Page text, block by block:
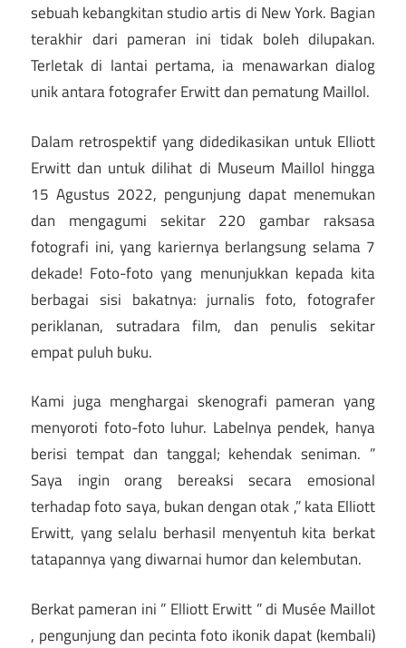
sebuah kebangkitan studio artis di New York. Bagian
terakhir dari pameran ini tidak boleh dilupakan.
Terletak di lantai pertama, ia menawarkan dialog
unik antara fotografer Erwitt dan pematung Maillol.
Dalam retrospektif yang didedikasikan untuk Elliott
Erwitt dan untuk dilihat di Museum Maillol hingga
15 Agustus 2022, pengunjung dapat menemukan
dan mengagumi sekitar 220 gambar raksasa
fotografi ini, yang kariernya berlangsung selama 7
dekade! Foto-foto yang menunjukkan kepada kita
berbagai sisi bakatnya: jurnalis foto, fotografer
periklanan, sutradara film, dan penulis sekitar
empat puluh buku.
Kami juga menghargai skenografi pameran yang
menyoroti foto-foto luhur. Labelnya pendek, hanya
berisi tempat dan tanggal; kehendak seniman. ”
Saya ingin orang bereaksi secara emosional
terhadap foto saya, bukan dengan otak ,” kata Elliott
Erwitt, yang selalu berhasil menyentuh kita berkat
tatapannya yang diwarnai humor dan kelembutan.
Berkat pameran ini ” Elliott Erwitt ” di Musée Maillot
, pengunjung dan pecinta foto ikonik dapat (kembali)